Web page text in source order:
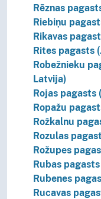
Rēznas
Riebiņu
Rikavas
Rites pagasts
Robežnieku
Latvija)
Rojas pagasts
Ropažu
Rožkalnu
Rozulas
Rožupes
Rubas
Rubenes
Rucavas